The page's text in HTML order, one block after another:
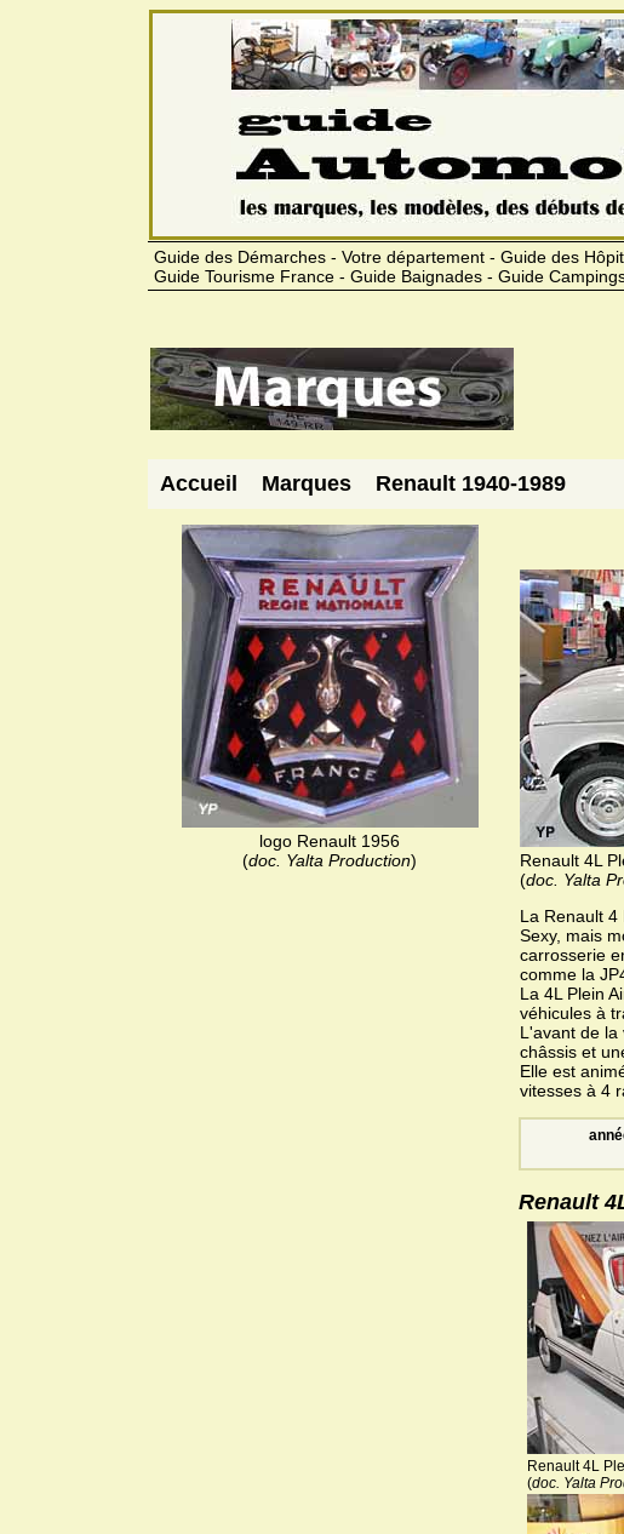
Guide des Démarches - Votre département - Guide des
Guide Tourisme France - Guide Baignades - Guide
Accueil Marques Renault 1940-1989
logo Renault 1956
(doc. Yalta Production)
Renault 4L
(doc. Yalta
La Renault 4
Sexy, mais
carrosserie
comme la
La 4L Plein
véhicules à
L'avant de la
châssis et
Elle est
vitesses à 4
Renault
Renault 4L
(doc. Yalta